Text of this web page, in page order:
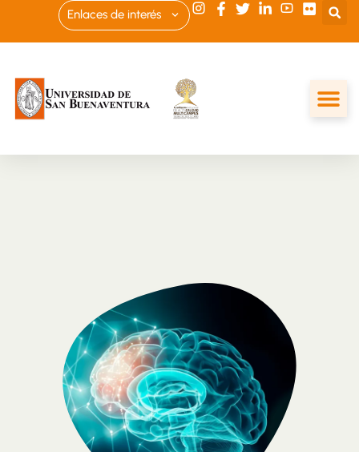
Enlaces de interés